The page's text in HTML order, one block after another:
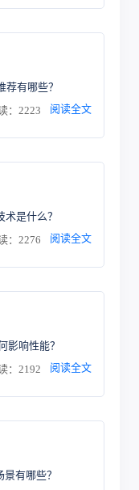
荐有哪些？
：2223 阅读全文
是什么？
：2276 阅读全文
影响性能？
：2192 阅读全文
有哪些？